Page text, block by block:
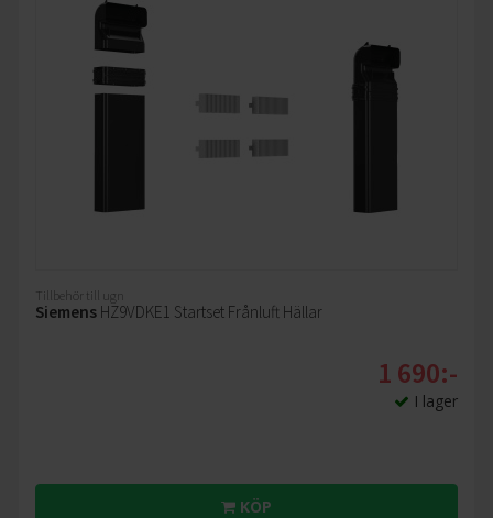
Tillbehör till ugn
Siemens HZ9VDKE1 Startset Frånluft Hällar
1 690:-
I lager
KÖP